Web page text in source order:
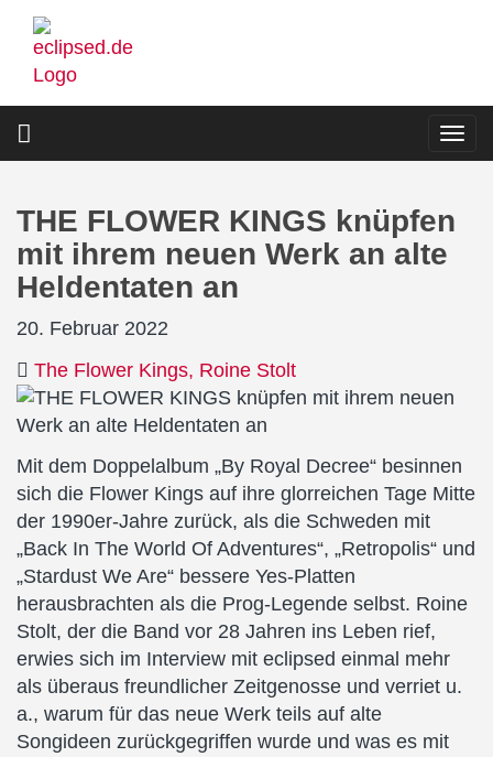
Direkt
zum
Inhalt
THE FLOWER KINGS knüpfen
mit ihrem neuen Werk an alte
Heldentaten an
20. Februar 2022
The Flower Kings Roine Stolt
Mit dem Doppelalbum „By Royal Decree“ besinnen
sich die Flower Kings auf ihre glorreichen Tage Mitte
der 1990er-Jahre zurück, als die Schweden mit
„Back In The World Of Adventures“, „Retropolis“ und
„Stardust We Are“ bessere Yes-Platten
herausbrachten als die Prog-Legende selbst. Roine
Stolt, der die Band vor 28 Jahren ins Leben rief,
erwies sich im Interview mit eclipsed einmal mehr
als überaus freundlicher Zeitgenosse und verriet u.
a., warum für das neue Werk teils auf alte
Songideen zurückgegriffen wurde und was es mit